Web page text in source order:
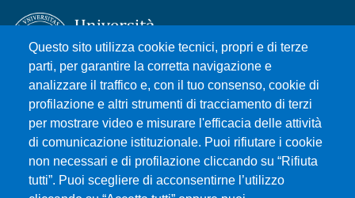
Questo sito utilizza cookie tecnici, propri e di terze
parti, per garantire la corretta navigazione e
analizzare il traffico e, con il tuo consenso, cookie di
profilazione e altri strumenti di tracciamento di terzi
per mostrare video e misurare l'efficacia delle attività
di comunicazione istituzionale. Puoi rifiutare i cookie
non necessari e di profilazione cliccando su “Rifiuta
tutti”. Puoi scegliere di acconsentirne l’utilizzo
Università degli Studi di Messina
Piazza Pugliatti, 1 - 98122 Messina
Cod. Fiscale 80004070837
P.IVA 00724160833
Centralino: 090 676 1